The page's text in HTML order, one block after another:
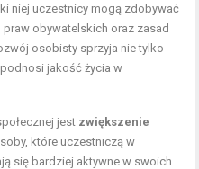
niej uczestnicy mogą zdobywać
praw obywatelskich oraz zasad
osobisty sprzyja nie tylko
jakość życia w
jest zwiększenie
które uczestniczą w
się bardziej aktywne w swoich